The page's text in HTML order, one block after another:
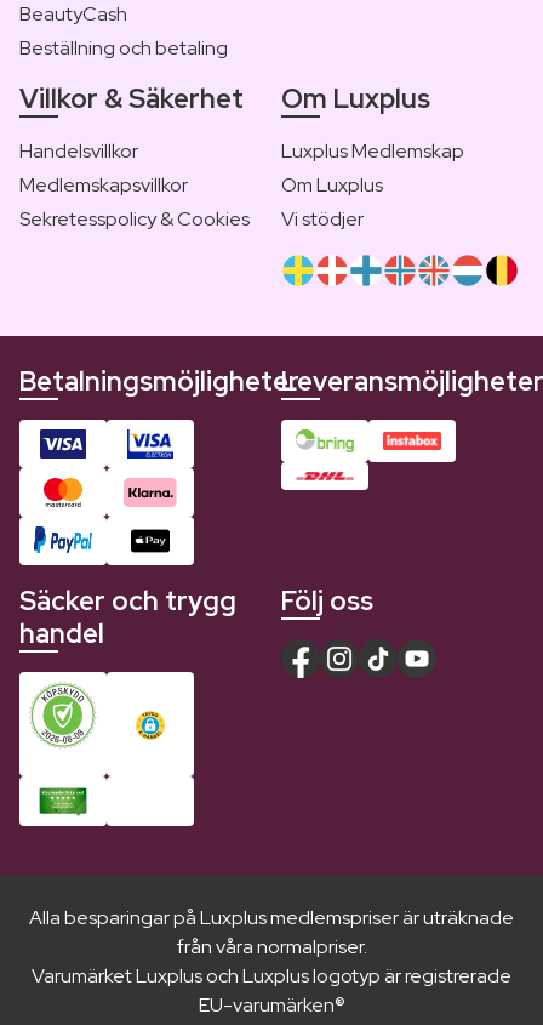
BeautyCash
Beställning och betaling
Villkor & Säkerhet
Handelsvillkor
Medlemskapsvillkor
Sekretesspolicy & Cookies
Om Luxplus
Luxplus Medlemskap
Om Luxplus
Vi stödjer
BetalningsmöjligheterLeveransmöjligheter
Säcker och trygg
handel
Följ oss
Alla besparingar på Luxplus medlemspriser är uträknade
från våra normalpriser.
Varumärket Luxplus och Luxplus logotyp är registrerade
EU-varumärken®